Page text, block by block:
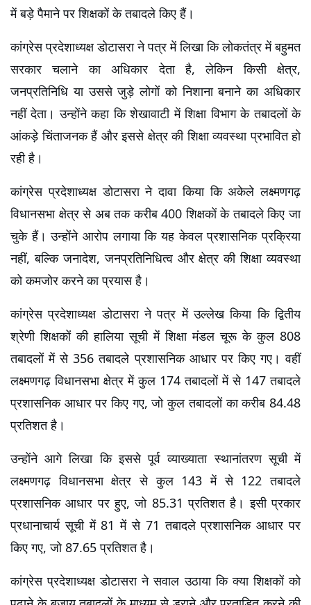
में बड़े पैमाने पर शिक्षकों के तबादले किए हैं।
कांग्रेस प्रदेशाध्यक्ष डोटासरा ने पत्र में लिखा कि लोकतंत्र में बहुमत
सरकार चलाने का अधिकार देता है, लेकिन किसी क्षेत्र,
जनप्रतिनिधि या उससे जुड़े लोगों को निशाना बनाने का अधिकार
नहीं देता। उन्होंने कहा कि शेखावाटी में शिक्षा विभाग के तबादलों के
आंकड़े चिंताजनक हैं और इससे क्षेत्र की शिक्षा व्यवस्था प्रभावित हो
रही है।
कांग्रेस प्रदेशाध्यक्ष डोटासरा ने दावा किया कि अकेले लक्ष्मणगढ़
विधानसभा क्षेत्र से अब तक करीब 400 शिक्षकों के तबादले किए जा
चुके हैं। उन्होंने आरोप लगाया कि यह केवल प्रशासनिक प्रक्रिया
नहीं, बल्कि जनादेश, जनप्रतिनिधित्व और क्षेत्र की शिक्षा व्यवस्था
को कमजोर करने का प्रयास है।
कांग्रेस प्रदेशाध्यक्ष डोटासरा ने पत्र में उल्लेख किया कि द्वितीय
श्रेणी शिक्षकों की हालिया सूची में शिक्षा मंडल चूरू के कुल 808
तबादलों में से 356 तबादले प्रशासनिक आधार पर किए गए। वहीं
लक्ष्मणगढ़ विधानसभा क्षेत्र में कुल 174 तबादलों में से 147 तबादले
प्रशासनिक आधार पर किए गए, जो कुल तबादलों का करीब 84.48
प्रतिशत है।
उन्होंने आगे लिखा कि इससे पूर्व व्याख्याता स्थानांतरण सूची में
लक्ष्मणगढ़ विधानसभा क्षेत्र से कुल 143 में से 122 तबादले
प्रशासनिक आधार पर हुए, जो 85.31 प्रतिशत है। इसी प्रकार
प्रधानाचार्य सूची में 81 में से 71 तबादले प्रशासनिक आधार पर
किए गए, जो 87.65 प्रतिशत है।
कांग्रेस प्रदेशाध्यक्ष डोटासरा ने सवाल उठाया कि क्या शिक्षकों को